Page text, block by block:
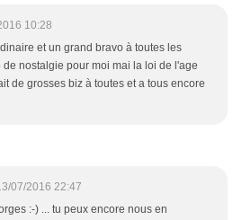
10:28
et un grand bravo à toutes les
de nostalgie pour moi mai la loi de l'age
de grosses biz à toutes et a tous encore
07/2016 22:47
:-) ... tu peux encore nous en